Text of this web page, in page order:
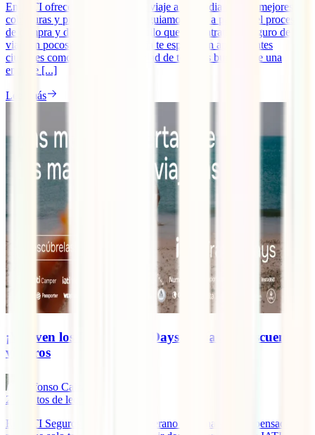
En IATI ofrecemos el seguro de viaje a Tailandia con las mejores
coberturas y precio. Además, te guiamos paso a paso en el proceso
de compra y descubrirás lo sencillo que es contratar tu seguro de
viaje en pocos minutos. Tailandia te espera con apasionantes
ciudades como Bangkok, infinidad de templos budistas de una
enorme [...]
Leer más
¡Vuelven los IATI Travel Days! 7 días de descuentos
viajeros
Alfonso Calzado
2
minutos de lectura
En IATI Seguros arrancamos el verano con una semana pensada